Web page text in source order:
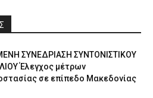
ΣΥΝΕΔΡΙΑΣΗ ΣΥΝΤΟΝΙΣΤΙΚΟΥ
Έλεγχος μέτρων
σε επίπεδο Μακεδονίας